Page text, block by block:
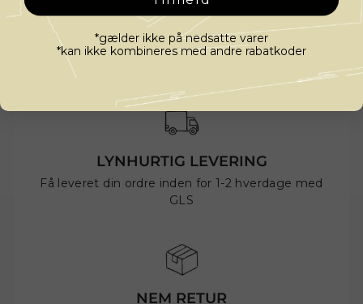
LYNHURTIG LEVERING
Få leveret din ordre inden for 1-2 hverdage med
GLS
NEM RETUR
*gælder ikke på nedsatte varer
*kan ikke kombineres med andre rabatkoder